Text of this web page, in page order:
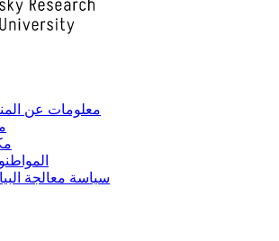
معلومات عن
سياسة معالجة